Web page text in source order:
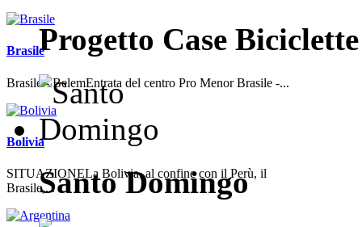
Brasile
Brasile - BelemEntrata del centro Pro Menor Brasile -...
Bolivia
SITUAZIONELa Bolivia, al confine con il Perù, il
Brasile,...
Progetto Case
Santo Domingo